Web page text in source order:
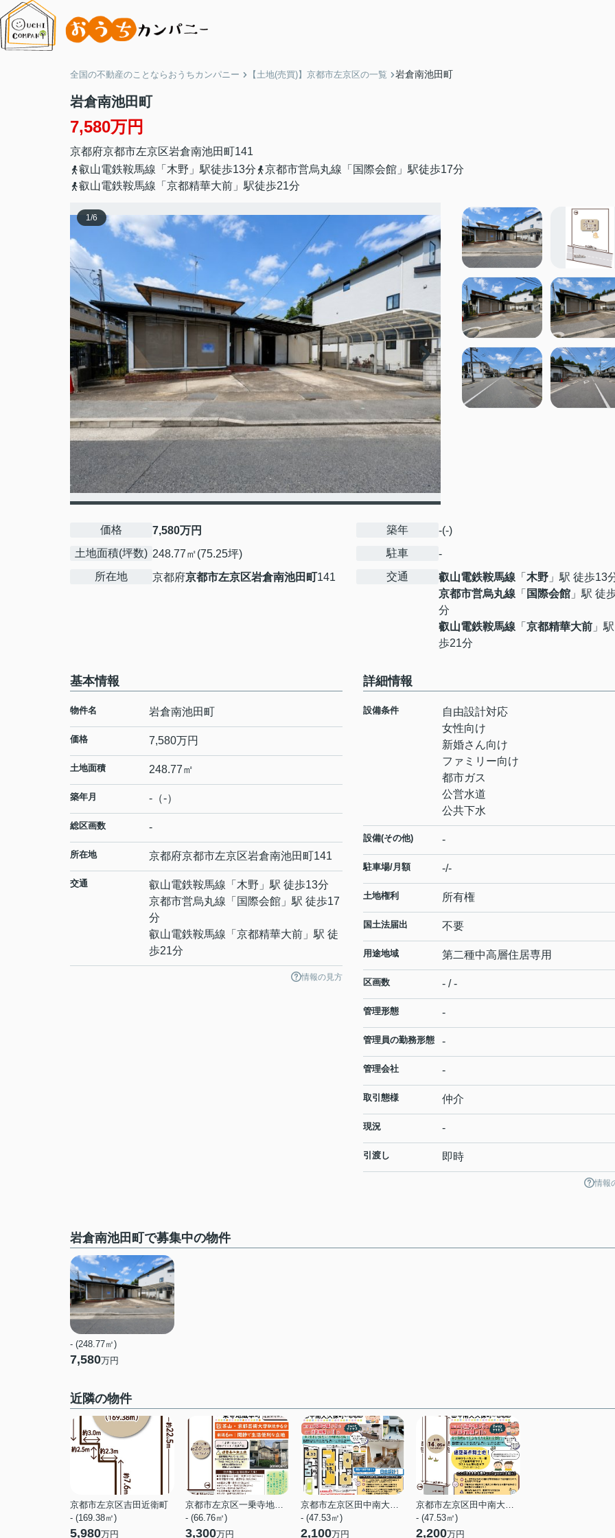
全国の不動産のことならおうちカンパニー 【土地(売買)】京都市左京区の一覧 岩倉南池田町
岩倉南池田町
7,580万円
京都府京都市左京区岩倉南池田町141
叡山電鉄鞍馬線「木野」駅徒歩13分
京都市営烏丸線「国際会館」駅徒歩17分
叡山電鉄鞍馬線「京都精華大前」駅徒歩21分
1/6
価格
7,580万円
土地面積(坪数) 248.77㎡(75.25坪)
所在地
京都府京都市左京区岩倉南池田町141
築年
-(-)
駐車
-
交通
叡山電鉄鞍馬線 「 木野 」駅 徒歩13
京都市営烏丸線 「 国際会館 」駅 徒
分
叡山電鉄鞍馬線 「 京都精華大前 」
歩21分
基本情報
物件名 岩倉南池田町
価格 7,580万円
土地面積 248.77㎡
築年月 -（-）
総区画数 -
所在地 京都府京都市左京区岩倉南池田町141
交通 叡山電鉄鞍馬線 「 木野 」駅 徒歩13分
京都市営烏丸線 「 国際会館 」駅 徒歩17
分
叡山電鉄鞍馬線 「 京都精華大前 」駅 徒
歩21分
情報の見方
詳細情報
設備条件
自由設計対応
女性向け
新婚さん向け
ファミリー向け
都市ガス
公営水道
公共下水
設備(その他) -
駐車場/月額 -/-
土地権利 所有権
国土法届出 不要
用途地域 第二種中高層住居専用
区画数 - / -
管理形態 -
管理員の勤務形態 -
管理会社 -
取引態様 仲介
現況 -
引渡し 即時
情報
岩倉南池田町で募集中の物件
- (248.77㎡)
7,580万円
近隣の物件
京都市左京区吉田近衛町
- (169.38㎡)
5,980万円
京都市左京区一乗寺地蔵本町
- (66.76㎡)
3,300万円
京都市左京区田中南大久保町
- (47.53㎡)
2,100万円
京都市左京区田中南大久保町
- (47.53㎡)
2,200万円